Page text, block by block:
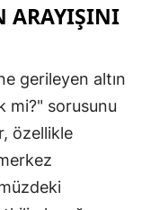
ARAYIŞINI
gerileyen altın
mi?" sorusunu
özellikle